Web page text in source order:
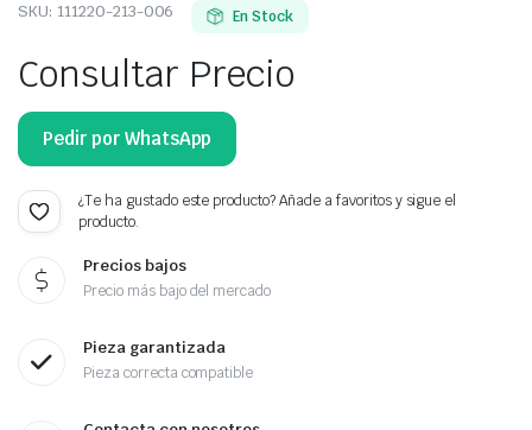
SKU: 111220-213-006 En Stock
Consultar Precio
Pedir por WhatsApp
¿Te ha gustado este producto? Añade a favoritos y sigue el
producto.
Precios bajos
Precio más bajo del mercado
Pieza garantizada
Pieza correcta compatible